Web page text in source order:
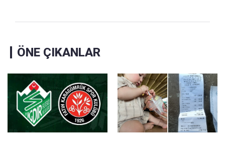
ÖNE ÇIKANLAR